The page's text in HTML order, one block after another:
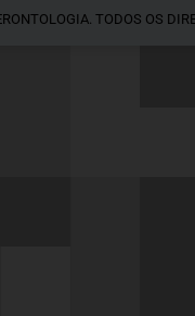
TODOS OS